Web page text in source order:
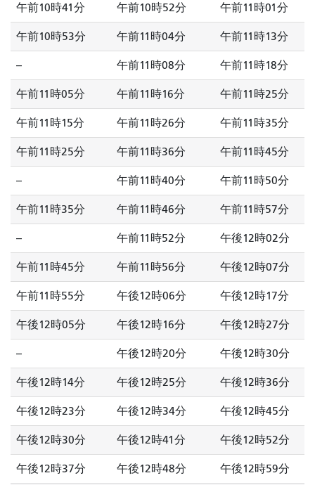
午前10時41分 午前10時52分 午前11時01分
午前10時53分 午前11時04分 午前11時13分
-- 午前11時08分 午前11時18分
午前11時05分 午前11時16分 午前11時25分
午前11時15分 午前11時26分 午前11時35分
午前11時25分 午前11時36分 午前11時45分
-- 午前11時40分 午前11時50分
午前11時35分 午前11時46分 午前11時57分
-- 午前11時52分 午後12時02分
午前11時45分 午前11時56分 午後12時07分
午前11時55分 午後12時06分 午後12時17分
午後12時05分 午後12時16分 午後12時27分
-- 午後12時20分 午後12時30分
午後12時14分 午後12時25分 午後12時36分
午後12時23分 午後12時34分 午後12時45分
午後12時30分 午後12時41分 午後12時52分
午後12時37分 午後12時48分 午後12時59分